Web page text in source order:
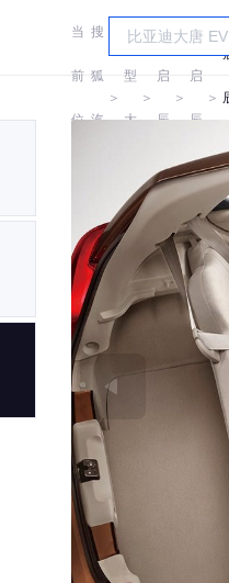
当
前
位
搜
狐
汽
＞
车
型
大
＞
启
辰
＞
启
辰
＞